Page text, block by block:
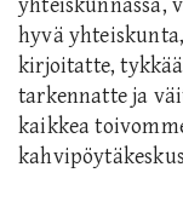
yhteiskunnassa,
hyvä
kirjoitatte,
tarkennatte ja
kaikkea